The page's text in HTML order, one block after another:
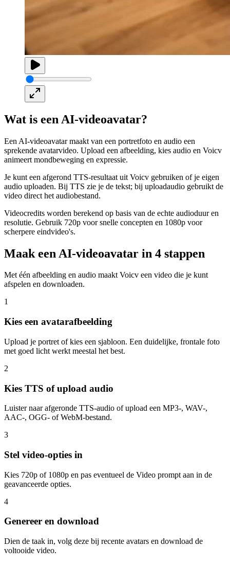
Wat is een AI-videoavatar?
Een AI-videoavatar maakt van een portretfoto en audio een
sprekende avatarvideo. Upload een afbeelding, kies audio en Voicv
animeert mondbeweging en expressie.
Je kunt een afgerond TTS-resultaat uit Voicv gebruiken of je eigen
audio uploaden. Bij TTS zie je de tekst; bij uploadaudio gebruikt de
video direct het audiobestand.
Videocredits worden berekend op basis van de echte audioduur en
resolutie. Gebruik 720p voor snelle concepten en 1080p voor
scherpere eindvideo's.
Maak een AI-videoavatar in 4 stappen
Met één afbeelding en audio maakt Voicv een video die je kunt
afspelen en downloaden.
1
Kies een avatarafbeelding
Upload je portret of kies een sjabloon. Een duidelijke, frontale foto
met goed licht werkt meestal het best.
2
Kies TTS of upload audio
Luister naar afgeronde TTS-audio of upload een MP3-, WAV-,
AAC-, OGG- of WebM-bestand.
3
Stel video-opties in
Kies 720p of 1080p en pas eventueel de Video prompt aan in de
geavanceerde opties.
4
Genereer en download
Dien de taak in, volg deze bij recente avatars en download de
voltooide video.